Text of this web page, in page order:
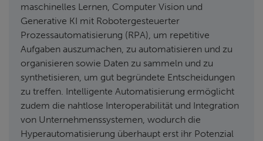
maschinelles Lernen, Computer Vision und
Generative KI mit Robotergesteuerter
Prozessautomatisierung (RPA), um repetitive
Aufgaben auszumachen, zu automatisieren und zu
organisieren sowie Daten zu sammeln und zu
synthetisieren, um gut begründete Entscheidungen
zu treffen. Intelligente Automatisierung ermöglicht
zudem die nahtlose Interoperabilität und Integration
von Unternehmenssystemen, wodurch die
Hyperautomatisierung überhaupt erst ihr Potenzial